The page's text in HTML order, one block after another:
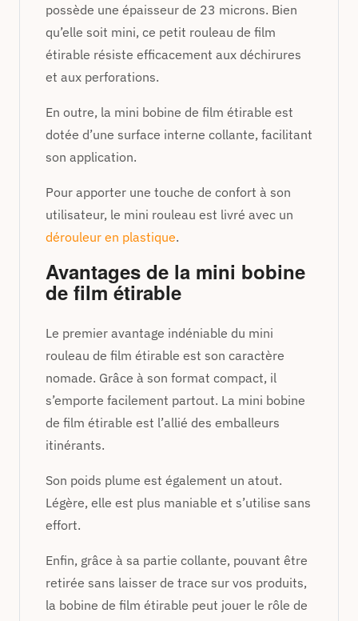
possède une épaisseur de 23 microns. Bien
qu’elle soit mini, ce petit rouleau de film
étirable résiste efficacement aux déchirures
et aux perforations.
En outre, la mini bobine de film étirable est
dotée d’une surface interne collante, facilitant
son application.
Pour apporter une touche de confort à son
utilisateur, le mini rouleau est livré avec un
dérouleur en plastique.
Avantages de la mini bobine
de film étirable
Le premier avantage indéniable du mini
rouleau de film étirable est son caractère
nomade. Grâce à son format compact, il
s’emporte facilement partout. La mini bobine
de film étirable est l’allié des emballeurs
itinérants.
Son poids plume est également un atout.
Légère, elle est plus maniable et s’utilise sans
effort.
Enfin, grâce à sa partie collante, pouvant être
retirée sans laisser de trace sur vos produits,
la bobine de film étirable peut jouer le rôle de